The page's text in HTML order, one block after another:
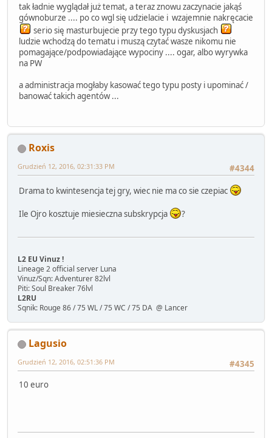
tak ładnie wyglądał już temat, a teraz znowu zaczynacie jakąś
gównoburze .... po co wgl się udzielacie i wzajemnie nakręcacie
serio się masturbujecie przy tego typu dyskusjach
ludzie wchodzą do tematu i muszą czytać wasze nikomu nie
pomagające/podpowiadające wypociny .... ogar, albo wyrywka
na PW
a administracja mogłaby kasować tego typu posty i upominać /
banować takich agentów ...
Roxis
#4344
Grudzień 12, 2016, 02:31:33 PM
Drama to kwintesencja tej gry, wiec nie ma co sie czepiac
Ile Ojro kosztuje miesieczna subskrypcja ?
L2 EU Vinuz !
Lineage 2 official server Luna
Vinuz/Sqn: Adventurer 82lvl
Piti: Soul Breaker 76lvl
L2RU
Sqnik: Rouge 86 / 75 WL / 75 WC / 75 DA @ Lancer
Lagusio
#4345
Grudzień 12, 2016, 02:51:36 PM
10 euro